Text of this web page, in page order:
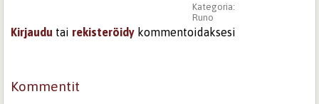
Kategoria:
Runo
Kirjaudu tai rekisteröidy kommentoidaksesi
Kommentit